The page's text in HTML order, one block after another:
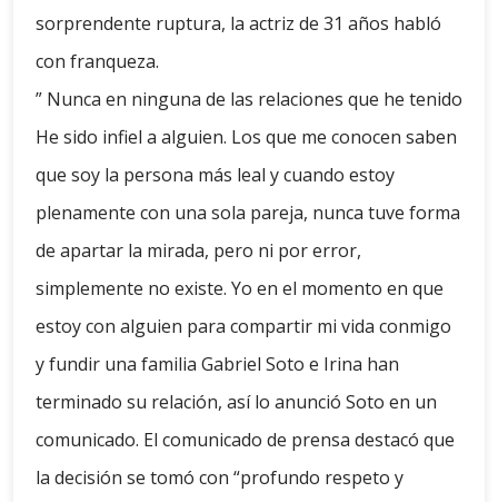
sorprendente ruptura, la actriz de 31 años habló
con franqueza.
” Nunca en ninguna de las relaciones que he tenido
He sido infiel a alguien. Los que me conocen saben
que soy la persona más leal y cuando estoy
plenamente con una sola pareja, nunca tuve forma
de apartar la mirada, pero ni por error,
simplemente no existe. Yo en el momento en que
estoy con alguien para compartir mi vida conmigo
y fundir una familia Gabriel Soto e Irina han
terminado su relación, así lo anunció Soto en un
comunicado. El comunicado de prensa destacó que
la decisión se tomó con “profundo respeto y